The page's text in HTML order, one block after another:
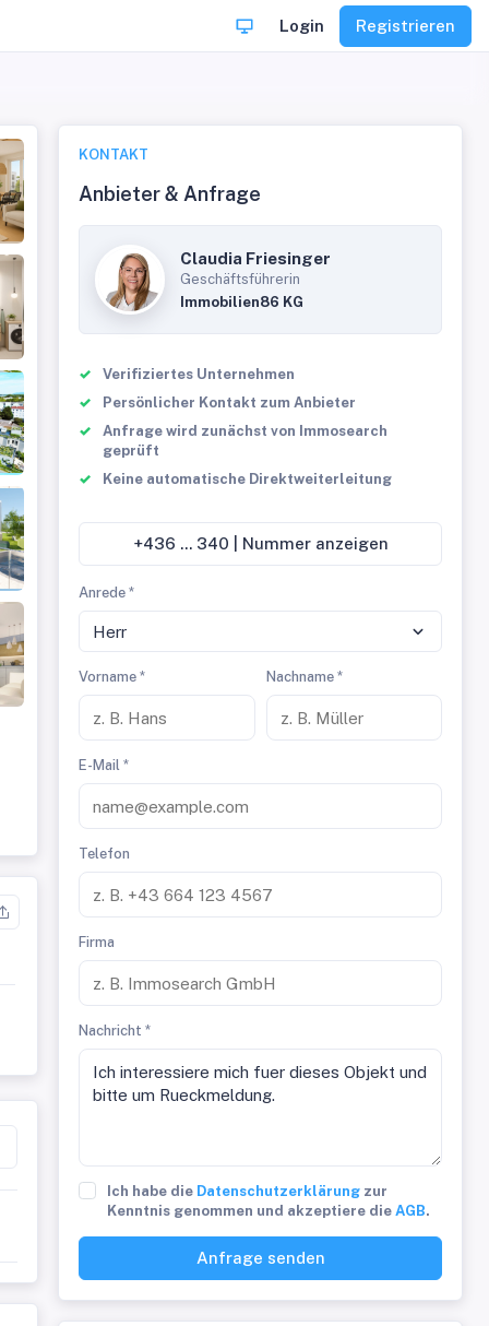
Login Registrieren
KONTAKT
Anbieter & Anfrage
Claudia Friesinger
Geschäftsführerin
Immobilien86 KG
Verifiziertes Unternehmen
Persönlicher Kontakt zum Anbieter
Anfrage wird zunächst von Immosearch
geprüft
Keine automatische Direktweiterleitung
+436 ... 340 | Nummer anzeigen
Anrede *
Herr
Vorname * Nachname *
E-Mail *
Telefon
Firma
Nachricht *
Ich habe die Datenschutzerklärung zur
Kenntnis genommen und akzeptiere dieAGB.
Anfrage senden